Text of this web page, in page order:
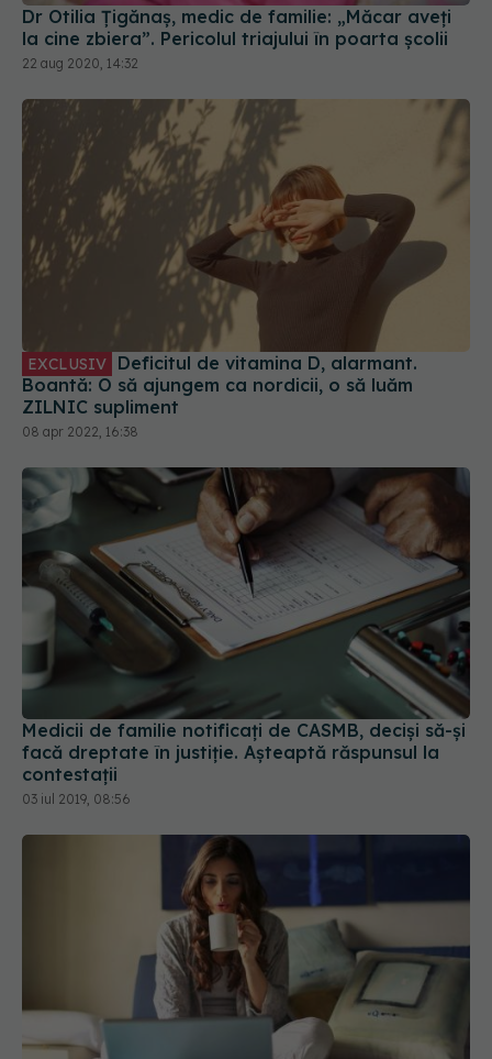
Boantă: O să ajungem ca nordicii, o să luăm
ZILNIC supliment
08 apr 2022, 16:38
Medicii de familie notificați de CASMB, deciși să-și
facă dreptate în justiție. Așteaptă răspunsul la
03 iul 2019, 08:56
Dr Vasi Rădulescu: 70 de curiozități despre corpul
uman